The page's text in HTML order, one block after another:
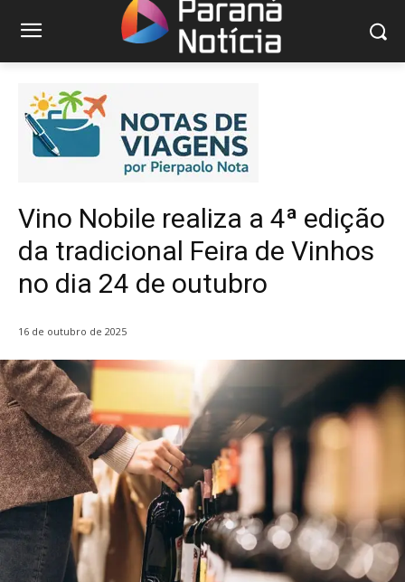
Vino Nobile realiza a 4ª edição
da tradicional Feira de Vinhos
no dia 24 de outubro
16 de outubro de 2025